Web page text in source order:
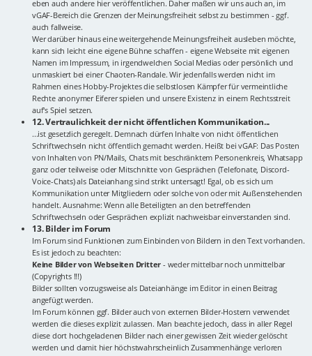
eben auch andere hier veröffentlichen. Daher maßen wir uns auch an, im
vGAF-Bereich die Grenzen der Meinungsfreiheit selbst zu bestimmen - ggf.
auch fallweise.
Wer darüber hinaus eine weitergehende Meinungsfreiheit ausleben möchte,
kann sich leicht eine eigene Bühne schaffen - eigene Webseite mit eigenen
Namen im Impressum, in irgendwelchen Social Medias oder persönlich und
unmaskiert bei einer Chaoten-Randale. Wir jedenfalls werden nicht im
Rahmen eines Hobby-Projektes die selbstlosen Kämpfer für vermeintliche
Rechte anonymer Eiferer spielen und unsere Existenz in einem Rechtsstreit
auf's Spiel setzen.
12. Vertraulichkeit der nicht öffentlichen Kommunikation...
...ist gesetzlich geregelt. Demnach dürfen Inhalte von nicht öffentlichen
Schriftwechseln nicht öffentlich gemacht werden. Heißt bei vGAF: Das Posten
von Inhalten von PN/Mails, Chats mit beschränktem Personenkreis, Whatsapp
ganz oder teilweise oder Mitschnitte von Gesprächen (Telefonate, Discord-
Voice-Chats) als Dateianhang sind strikt untersagt! Egal, ob es sich um
Kommunikation unter Mitgliedern oder solche von oder mit Außenstehenden
handelt. Ausnahme: Wenn alle Beteiligten an den betreffenden
Schriftwechseln oder Gesprächen explizit nachweisbar einverstanden sind.
13. Bilder im Forum
Im Forum sind Funktionen zum Einbinden von Bildern in den Text vorhanden.
Es ist jedoch zu beachten:
Keine Bilder von Webseiten Dritter - weder mittelbar noch unmittelbar
(Copyrights !!!)
Bilder sollten vorzugsweise als Dateianhänge im Editor in einen Beitrag
angefügt werden.
Im Forum können ggf. Bilder auch von externen Bilder-Hostern verwendet
werden die dieses explizit zulassen. Man beachte jedoch, dass in aller Regel
diese dort hochgeladenen Bilder nach einer gewissen Zeit wieder gelöscht
werden und damit hier höchstwahrscheinlich Zusammenhänge verloren